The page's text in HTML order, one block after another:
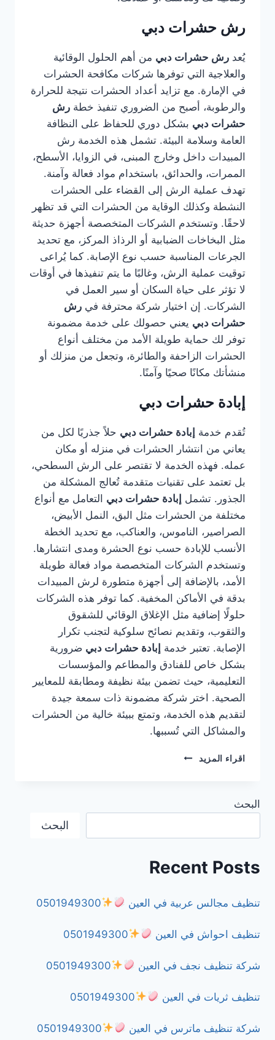
رش حشرات دبي
يُعد رش حشرات دبي من أهم الحلول الوقائية
والعلاجية التي توفرها شركات مكافحة الحشرات
في الإمارة. مع تزايد أعداد الحشرات نتيجة للحرارة
والرطوبة، أصبح من الضروري تنفيذ خطة رش
حشرات دبي بشكل دوري للحفاظ على النظافة
العامة وسلامة البيئة. تشمل هذه الخدمة رش
المبيدات داخل وخارج المبنى، في الزوايا، الأسطح،
الممرات، والحدائق، باستخدام مواد فعالة وآمنة.
تهدف عملية الرش إلى القضاء على الحشرات
النشطة وكذلك الوقاية من الحشرات التي قد تظهر
لاحقًا. وتستخدم الشركات المتخصصة أجهزة حديثة
مثل البخاخات الضبابية أو الرذاذ المركز، مع تحديد
الجرعات المناسبة حسب نوع الإصابة. كما يُراعى
توقيت عملية الرش، وغالبًا ما يتم تنفيذها في أوقات
لا تؤثر على حياة السكان أو سير العمل في
الشركات. إن اختيار شركة محترفة في رش
حشرات دبي يعني حصولك على خدمة مضمونة
توفر لك حماية طويلة الأمد من مختلف أنواع
الحشرات الزاحفة والطائرة، وتجعل من منزلك أو
منشأتك مكانًا صحيًا وآمنًا.
إبادة حشرات دبي
تُقدم خدمة إبادة حشرات دبي حلاً جذريًا لكل من
يعاني من انتشار الحشرات في منزله أو مكان
عمله. فهذه الخدمة لا تقتصر على الرش السطحي،
بل تعتمد على تقنيات متقدمة تُعالج المشكلة من
الجذور. تشمل إبادة حشرات دبي التعامل مع أنواع
مختلفة من الحشرات مثل البق، النمل الأبيض،
الصراصير، الناموس، والعناكب، مع تحديد الخطة
الأنسب للإبادة حسب نوع الحشرة ومدى انتشارها.
وتستخدم الشركات المتخصصة مواد فعالة طويلة
الأمد، بالإضافة إلى أجهزة متطورة لرش المبيدات
بدقة في الأماكن المخفية. كما توفر هذه الشركات
حلولًا إضافية مثل الإغلاق الوقائي للشقوق
والثقوب، وتقديم نصائح سلوكية لتجنب تكرار
الإصابة. تعتبر خدمة إبادة حشرات دبي ضرورية
بشكل خاص للفنادق والمطاعم والمؤسسات
التعليمية، حيث تضمن بيئة نظيفة ومطابقة للمعايير
الصحية. اختر شركة مضمونة ذات سمعة جيدة
لتقديم هذه الخدمة، وتمتع ببيئة خالية من الحشرات
والمشاكل التي تُسببها.
اقراء المزيد
شركة
البحث
البحث
Recent Posts
تنظيف مجالس عربية في العين 0501949300
تنظيف احواش في العين 0501949300
شركة تنظيف نجف في العين 0501949300
تنظيف ثريات في العين 0501949300
شركة تنظيف ماترس في العين 0501949300